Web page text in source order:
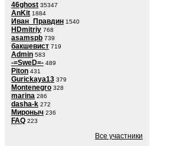
46ghost 35347
AnKit 1884
Иван_Правдин 1540
HDmitriy 768
asamspb 739
бакшевист 719
Admin 583
-=SweD=- 489
Piton 431
Gurickaya13 379
Montenegro 328
marina 286
dasha-k 272
Мироныч 236
FAQ 223
Все участники